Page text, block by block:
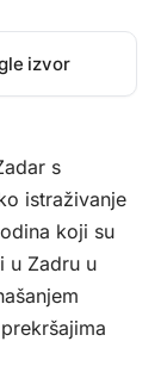
izvor
s
istraživanje
koji su
u Zadru u